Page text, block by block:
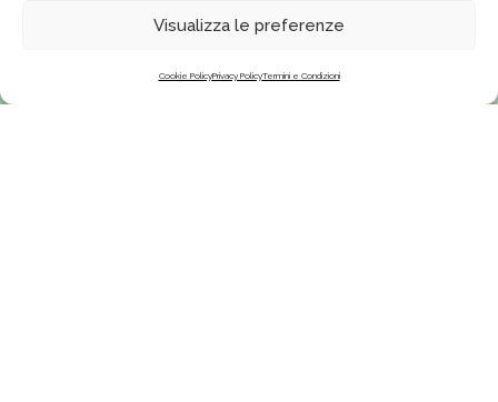
Visualizza le preferenze
Cookie PolicyPrivacy PolicyTermini e Condizioni
Clicca per accettare i cookie di marketing